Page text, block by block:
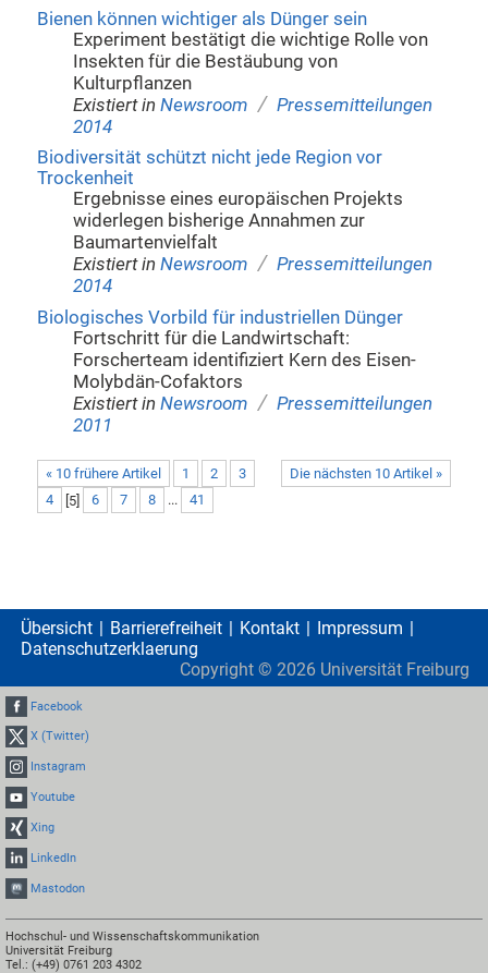
Bienen können wichtiger als Dünger sein
Experiment bestätigt die wichtige Rolle von
Insekten für die Bestäubung von
Kulturpflanzen
Existiert in Newsroom / Pressemitteilungen
2014
Biodiversität schützt nicht jede Region vor
Trockenheit
Ergebnisse eines europäischen Projekts
widerlegen bisherige Annahmen zur
Baumartenvielfalt
Existiert in Newsroom / Pressemitteilungen
2014
Biologisches Vorbild für industriellen Dünger
Fortschritt für die Landwirtschaft:
Forscherteam identifiziert Kern des Eisen-
Molybdän-Cofaktors
Existiert in Newsroom / Pressemitteilungen
2011
« 10 frühere Artikel Die nächsten 10 Artikel »
1 2
3
4
[5] 6 7 8 ... 41
Übersicht Barrierefreiheit Kontakt
Impressum
Datenschutzerklaerung
Copyright © 2026 Universität Freiburg
Facebook
X (Twitter)
Instagram
Youtube
Xing
LinkedIn
Mastodon
Hochschul- und Wissenschaftskommunikation
Universität Freiburg
Tel.: (+49) 0761 203 4302